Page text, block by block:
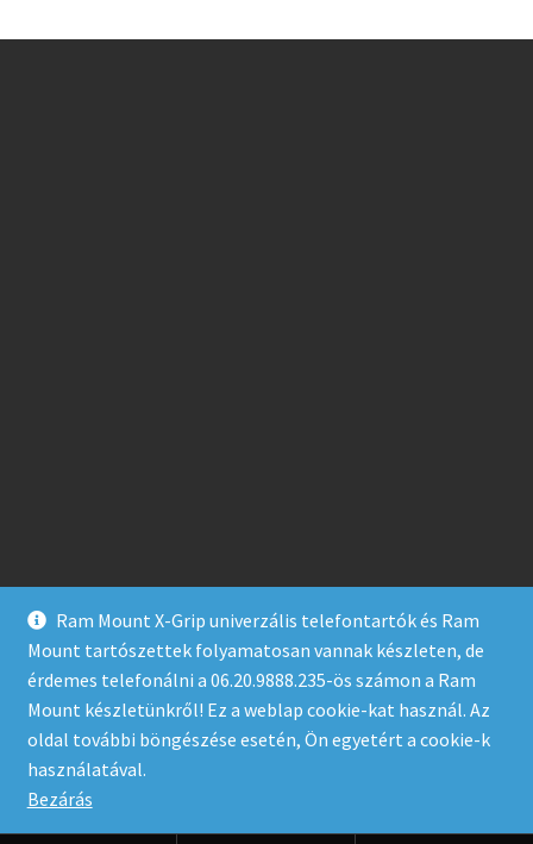
© Ram-Mount.hu 2026
Built with Storefront & WooCommerce
Ram Mount X-Grip univerzális telefontartók és Ram
Mount tartószettek folyamatosan vannak készleten, de
érdemes telefonálni a 06.20.9888.235-ös számon a Ram
Mount készletünkről! Ez a weblap cookie-kat használ. Az
oldal további böngészése esetén, Ön egyetért a cookie-k
használatával.
Bezárás